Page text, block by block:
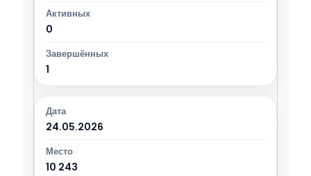
0
1
24.05.2026
10 243